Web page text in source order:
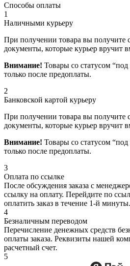
Способы оплаты
1
Наличными курьеру
При получении товара вы получите
документы, которые курьер вручит
Внимание! Товары со статусом “под
только после предоплаты.
2
Банковской картой курьеру
При получении товара вы получите
документы, которые курьер вручит
Внимание! Товары со статусом “под
только после предоплаты.
3
Оплата по ссылке
После обсуждения заказа с
ссылку на оплату. Перейдите по
оплатить заказ в течение 1-й минуты.
4
Безналичным переводом
Перечисление денежных средств
оплаты заказа. Реквизиты нашей
расчетный счет.
5